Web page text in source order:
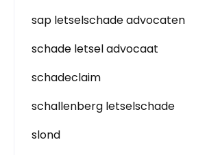
sap letselschade advocaten
schade letsel advocaat
schadeclaim
schallenberg letselschade
slond